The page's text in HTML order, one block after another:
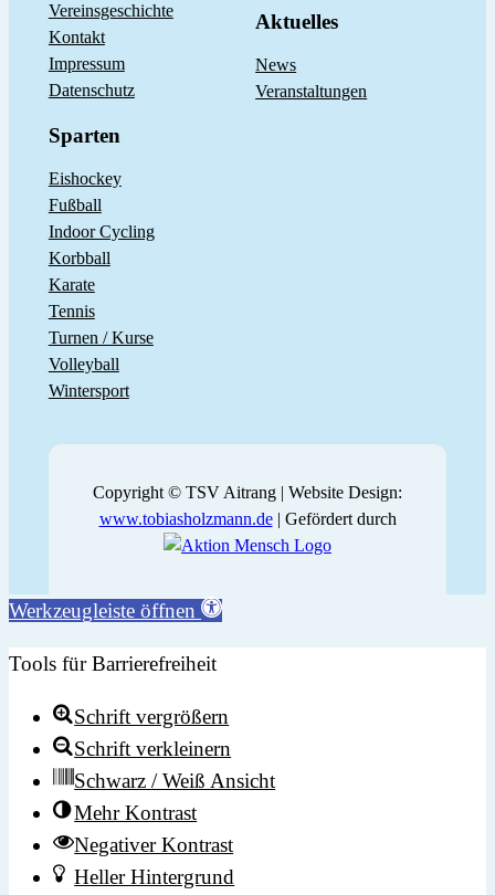
Vereinsgeschichte
Kontakt
Impressum
Datenschutz
Aktuelles
News
Veranstaltungen
Sparten
Eishockey
Fußball
Indoor Cycling
Korbball
Karate
Tennis
Turnen / Kurse
Volleyball
Wintersport
Copyright © TSV Aitrang | Website Design:
www.tobiasholzmann.de| Gefördert durch
Werkzeugleiste öffnen
Tools für Barrierefreiheit
Schrift vergrößern
Schrift verkleinern
Schwarz / Weiß Ansicht
Mehr Kontrast
Negativer Kontrast
Heller Hintergrund